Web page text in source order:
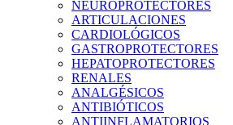
NEUROPROTECTORES
ARTICULACIONES
CARDIOLÓGICOS
GASTROPROTECTORES
HEPATOPROTECTORES
RENALES
ANALGÉSICOS
ANTIBIÓTICOS
ANTIINFLAMATORIOS